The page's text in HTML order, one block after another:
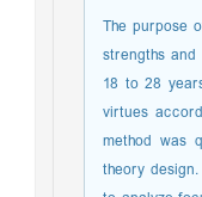
The
strengths
18 to 28
virtues
method was
theory